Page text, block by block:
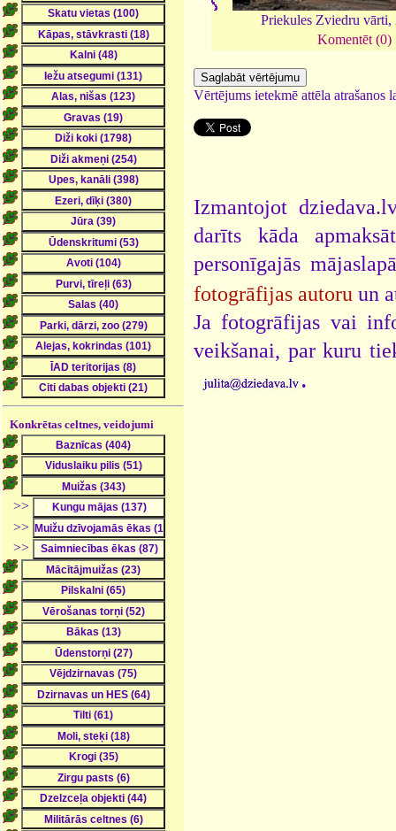
Konkrētas celtnes, veidojumi
>>
>>
>>
Priekules Zviedru vārti,
Komentēt (0)
Vērtējums ietekmē attēla atrašanos
Izmantojot
darīts kāda
personīgajās
fotogrāfijas autoru un
Ja fotogrāfijas vai
veikšanai, par kuru
.